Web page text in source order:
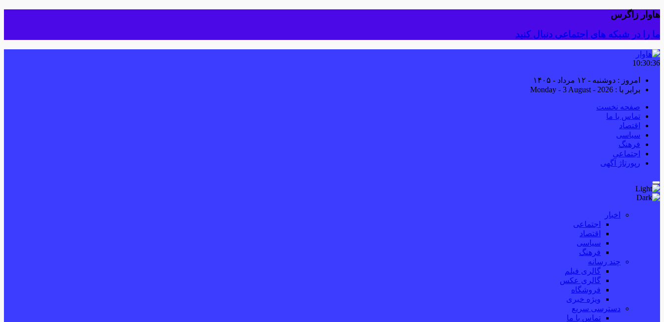
هاوار زاگرس
ما را در شبکه های اجتماعی دنبال کنید
10:30:37
امروز : دوشنبه - ۱۲ مرداد - ۱۴۰۵
برابر با : Monday - 3 August - 2026
صفحه نخست
تماس با ما
اقتصاد
سیاسی
فرهنگ
اجتماعی
رپورتاژ آگهی
اخبار
اجتماعی
اقتصاد
سیاسی
فرهنگ
چند رسانه
گالری فیلم
گالری عکس
فروشگاه
ویژه خبری
دسترسی سریع
تماس با ما